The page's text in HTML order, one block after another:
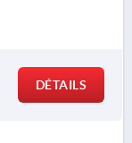
DÉTAILS